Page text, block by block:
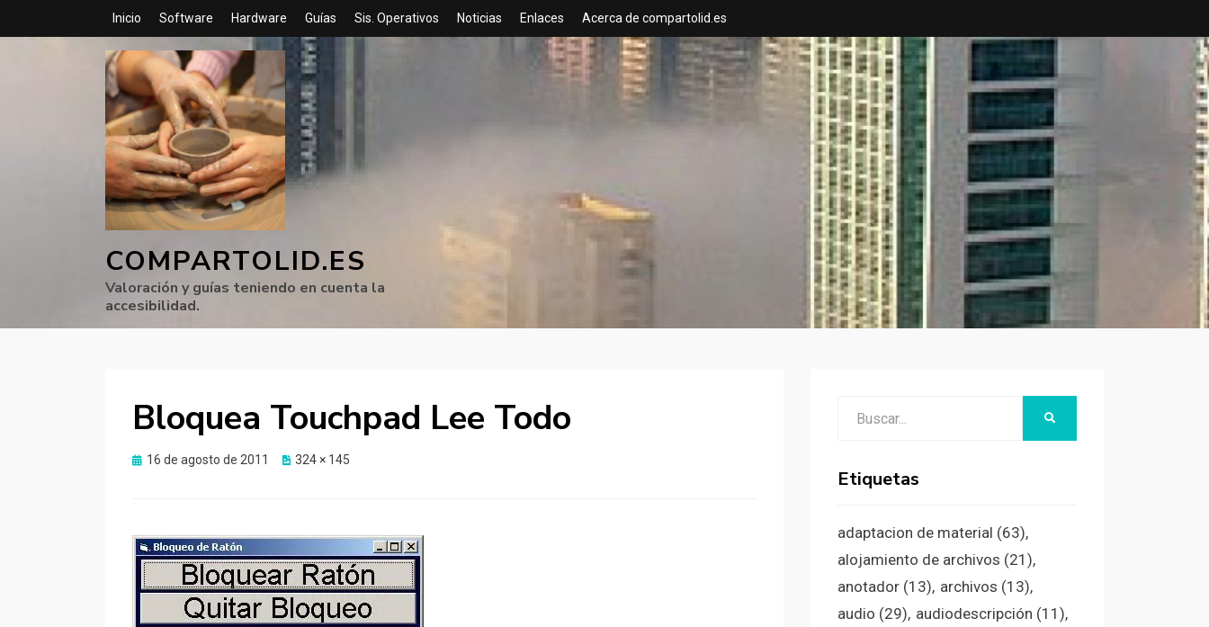
Inicio Software Hardware Guías Sis. Operativos Noticias Enlaces Acerca de compartolid.es
COMPARTOLID.ES
Valoración y guías teniendo en cuenta la
accesibilidad.
Bloquea Touchpad Lee Todo
Publicado
16 de agosto de 2011 324 × 145
Etiquetas
adaptacion de material (63)
alojamiento de archivos (21)
anotador(13) archivos (13)
audio (29) audiodescripción (11)